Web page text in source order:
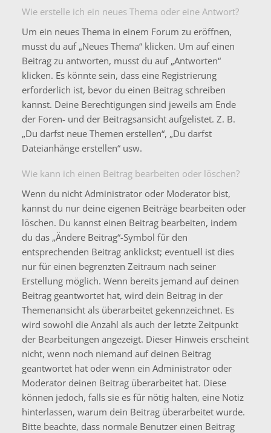
Wie erstelle ich ein neues Thema oder eine Antwort?
Um ein neues Thema in einem Forum zu eröffnen,
musst du auf „Neues Thema“ klicken. Um auf einen
Beitrag zu antworten, musst du auf „Antworten“
klicken. Es könnte sein, dass eine Registrierung
erforderlich ist, bevor du einen Beitrag schreiben
kannst. Deine Berechtigungen sind jeweils am Ende
der Foren- und der Beitragsansicht aufgelistet. Z. B.
„Du darfst neue Themen erstellen“, „Du darfst
Dateianhänge erstellen“ usw.
Wie kann ich einen Beitrag bearbeiten oder löschen?
Wenn du nicht Administrator oder Moderator bist,
kannst du nur deine eigenen Beiträge bearbeiten oder
löschen. Du kannst einen Beitrag bearbeiten, indem
du das „Ändere Beitrag“-Symbol für den
entsprechenden Beitrag anklickst; eventuell ist dies
nur für einen begrenzten Zeitraum nach seiner
Erstellung möglich. Wenn bereits jemand auf deinen
Beitrag geantwortet hat, wird dein Beitrag in der
Themenansicht als überarbeitet gekennzeichnet. Es
wird sowohl die Anzahl als auch der letzte Zeitpunkt
der Bearbeitungen angezeigt. Dieser Hinweis erscheint
nicht, wenn noch niemand auf deinen Beitrag
geantwortet hat oder wenn ein Administrator oder
Moderator deinen Beitrag überarbeitet hat. Diese
können jedoch, falls sie es für nötig halten, eine Notiz
hinterlassen, warum dein Beitrag überarbeitet wurde.
Bitte beachte, dass normale Benutzer einen Beitrag